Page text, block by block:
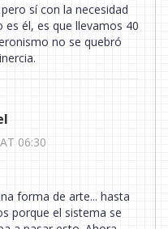
sí con la necesidad
es él, es que llevamos 40
no se quebró
06:30
forma de arte... hasta
porque el sistema se